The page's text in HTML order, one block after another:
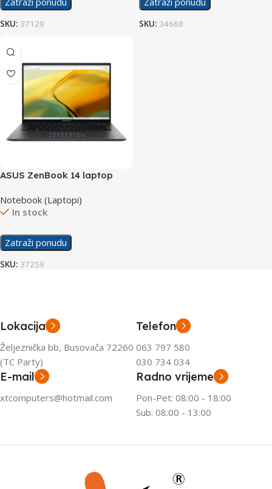
SKU: 37129 SKU: 34668
ASUS ZenBook 14 laptop
Notebook (Laptopi)
In stock
Zatraži ponudu
SKU: 37259
Lokacija
Željeznička bb, Busovača 72260
(TC Party)
Telefon
063 797 580
030 734 034
E-mail
xtcomputers@hotmail.com
Radno vrijeme
Pon-Pet: 08:00 - 18:00
Sub: 08:00 - 13:00